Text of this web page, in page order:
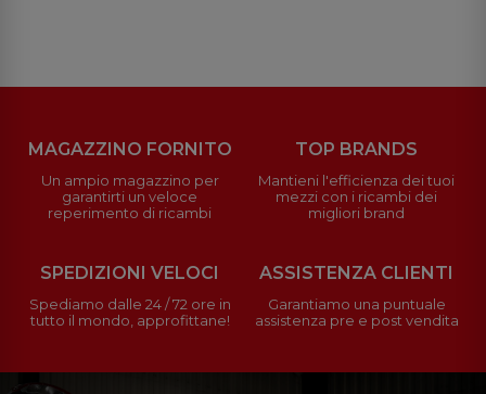
MAGAZZINO FORNITO
Un ampio magazzino per
garantirti un veloce
reperimento di ricambi
TOP BRANDS
Mantieni l'efficienza dei tuoi
mezzi con i ricambi dei
migliori brand
SPEDIZIONI VELOCI
Spediamo dalle 24 / 72 ore in
tutto il mondo, approfittane!
ASSISTENZA CLIENTI
Garantiamo una puntuale
assistenza pre e post vendita